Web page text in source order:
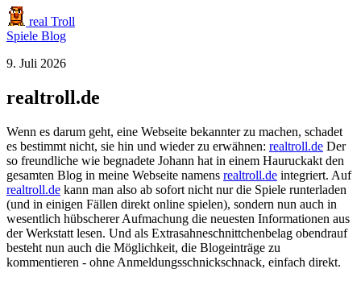
real Troll
Spiele Blog
9. Juli 2026
realtroll.de
Wenn es darum geht, eine Webseite bekannter zu machen, schadet
es bestimmt nicht, sie hin und wieder zu erwähnen: realtroll.de Der
so freundliche wie begnadete Johann hat in einem Hauruckakt den
gesamten Blog in meine Webseite namens realtroll.de integriert. Auf
realtroll.de kann man also ab sofort nicht nur die Spiele runterladen
(und in einigen Fällen direkt online spielen), sondern nun auch in
wesentlich hübscherer Aufmachung die neuesten Informationen aus
der Werkstatt lesen. Und als Extrasahneschnittchenbelag obendrauf
besteht nun auch die Möglichkeit, die Blogeinträge zu
kommentieren - ohne Anmeldungsschnickschnack, einfach direkt.